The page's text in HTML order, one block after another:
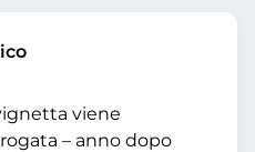
viene
– anno dopo